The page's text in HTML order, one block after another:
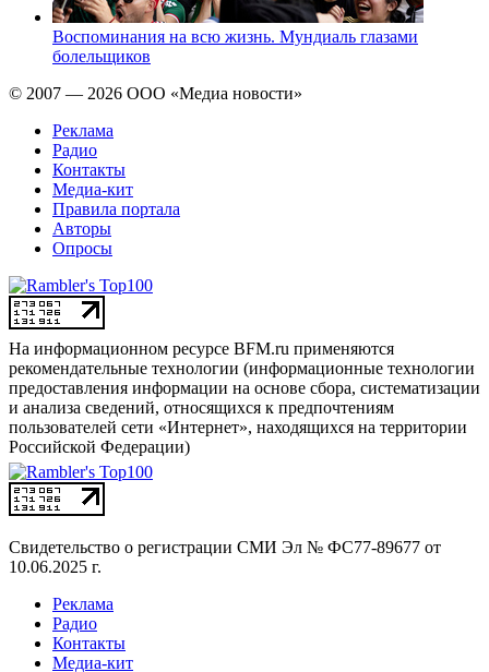
Воспоминания на всю жизнь. Мундиаль глазами
болельщиков
© 2007 — 2026 ООО «Медиа новости»
Реклама
Радио
Контакты
Медиа-кит
Правила портала
Авторы
Опросы
На информационном ресурсе BFM.ru применяются
рекомендательные технологии (информационные технологии
предоставления информации на основе сбора, систематизации
и анализа сведений, относящихся к предпочтениям
пользователей сети «Интернет», находящихся на территории
Российской Федерации)
Свидетельство о регистрации СМИ Эл № ФС77-89677 от
10.06.2025 г.
Реклама
Радио
Контакты
Медиа-кит